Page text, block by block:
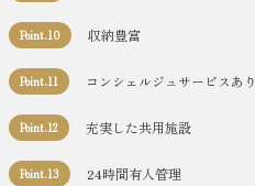
Point.10 収納豊富
Point.11 コンシェルジュサービスあり
Point.12 充実した共用施設
Point.13 24時間有人管理